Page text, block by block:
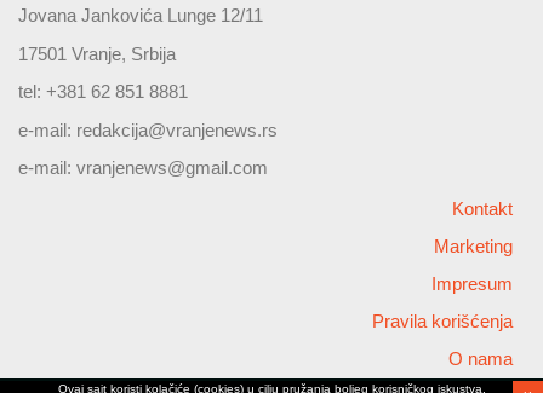
Jovana Jankovića Lunge 12/11
17501 Vranje, Srbija
tel: +381 62 851 8881
e-mail: redakcija@vranjenews.rs
e-mail: vranjenews@gmail.com
Kontakt
Marketing
Impresum
Pravila korišćenja
O nama
Ovaj sajt koristi kolačiće (cookies) u cilju pružanja boljeg korisničkog iskustva,